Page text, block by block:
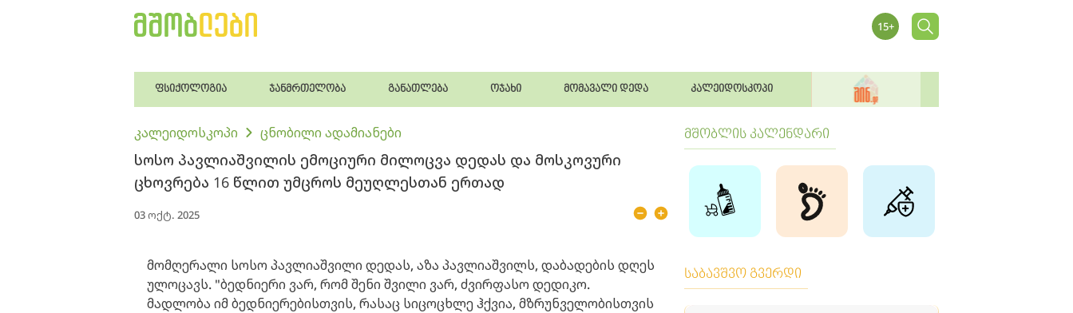
ფსიქოლოგია ჯანმრთელობა განათლება ოჯახი მომავალი დედა კალეიდოსკოპი
კალეიდოსკოპი ცნობილი ადამიანები
სოსო პავლიაშვილის ემოციური მილოცვა დედას და მოსკოვური
ცხოვრება 16 წლით უმცროს მეუღლესთან ერთად
03 ოქტ. 2025
მომღერალი სოსო პავლიაშვილი დედას, აზა პავლიაშვილს, დაბადების დღეს
ულოცავს. "ბედნიერი ვარ, რომ შენი შვილი ვარ, ძვირფასო დედიკო.
მადლობა იმ ბედნიერებისთვის, რასაც სიცოცხლე ჰქვია, მზრუნველობისთვის
მშობლის კალენდარი
საბავშვო გვერდი